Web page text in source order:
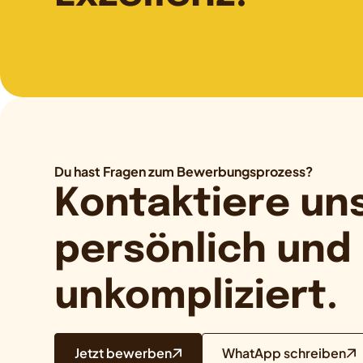
Du hast Fragen zum Bewerbungsprozess?
Kontaktiere
persönlich und
unkompliziert.
Jetzt bewerben WhatApp schreiben